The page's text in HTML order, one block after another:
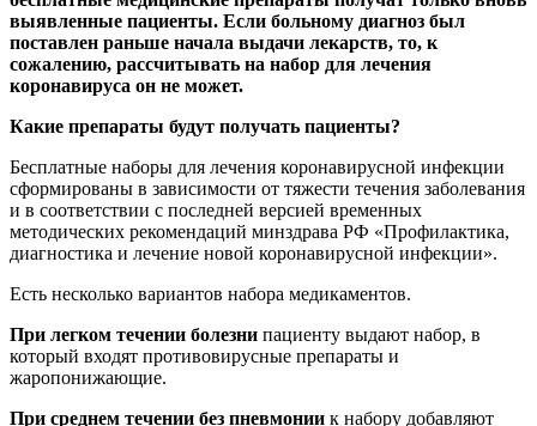
выявленные пациенты. Если больному диагноз был
поставлен раньше начала выдачи лекарств, то, к
сожалению, рассчитывать на набор для лечения
коронавируса он не может.
Какие препараты будут получать пациенты?
Бесплатные наборы для лечения коронавирусной инфекции
сформированы в зависимости от тяжести течения заболевания
и в соответствии с последней версией временных
методических рекомендаций минздрава РФ «Профилактика,
диагностика и лечение новой коронавирусной инфекции».
Есть несколько вариантов набора медикаментов.
При легком течении болезни пациенту выдают набор, в
который входят противовирусные препараты и
жаропонижающие.
При среднем течении без пневмонии к набору добавляют